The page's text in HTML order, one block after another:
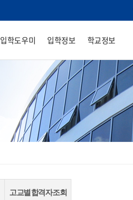
입학도우미 입학정보 학교정보
고교별 합격자 조회